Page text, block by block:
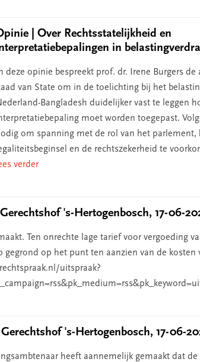
| Over Rechtsstatelijkheid en
in
deze opinie bespreekt prof. dr. Irene Burgers de
van State om in de toelichting bij het
Bangladesh duidelijker vast te leggen
moet worden toegepast.
om spanning met de rol van het parlement,
en de rechtszekerheid te
verder
's-Hertogenbosch, 17-06-
Ten onrechte lage tarief voor vergoeding
gegrond op het punt ten aanzien van de kosten
uitspraak?
's-Hertogenbosch, 17-06-
heeft aannemelijk gemaakt dat